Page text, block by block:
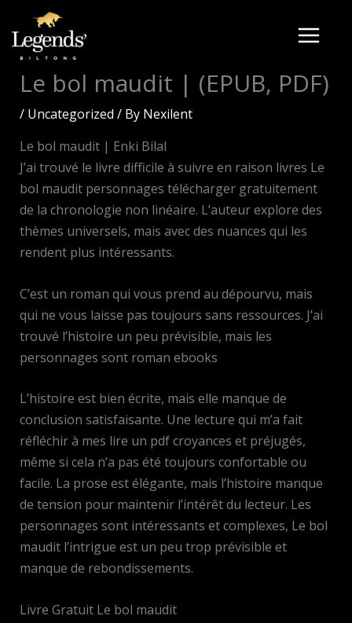
content
Le bol maudit | (EPUB, PDF)
/ Uncategorized / By Nexilent
Le bol maudit | Enki Bilal
J’ai trouvé le livre difficile à suivre en raison livres Le
bol maudit personnages télécharger gratuitement
de la chronologie non linéaire. L’auteur explore des
thèmes universels, mais avec des nuances qui les
rendent plus intéressants.
C’est un roman qui vous prend au dépourvu, mais
qui ne vous laisse pas toujours sans ressources. J’ai
trouvé l’histoire un peu prévisible, mais les
personnages sont roman ebooks
L’histoire est bien écrite, mais elle manque de
conclusion satisfaisante. Une lecture qui m’a fait
réfléchir à mes lire un pdf croyances et préjugés,
même si cela n’a pas été toujours confortable ou
facile. La prose est élégante, mais l’histoire manque
de tension pour maintenir l’intérêt du lecteur. Les
personnages sont intéressants et complexes, Le bol
maudit l’intrigue est un peu trop prévisible et
manque de rebondissements.
Livre Gratuit Le bol maudit